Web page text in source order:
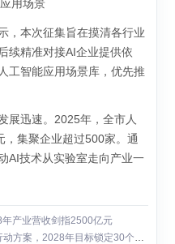
，本次征集旨在摸清各行业
续精准对接AI企业提供依
工智能应用场景库，优先推
展迅速。2025年，全市人
，集聚企业超过500家。通
AI技术从实验室走向产业一
产业营收剑指2500亿元
2028年目标锁定30个以上应用场景